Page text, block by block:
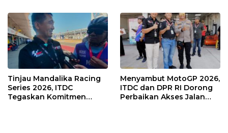
Tinjau Mandalika Racing
Series 2026, ITDC
Tegaskan Komitmen
Menyambut MotoGP 2026,
ITDC dan DPR RI Dorong
Perbaikan Akses Jalan